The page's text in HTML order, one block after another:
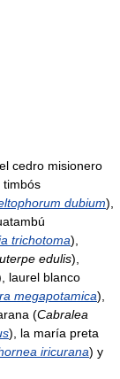
cedro misionero
timbós
dubium),
trichotoma),
edulis),
laurel blanco
megapotamica),
(Cabralea
), la maría preta
iricurana) y